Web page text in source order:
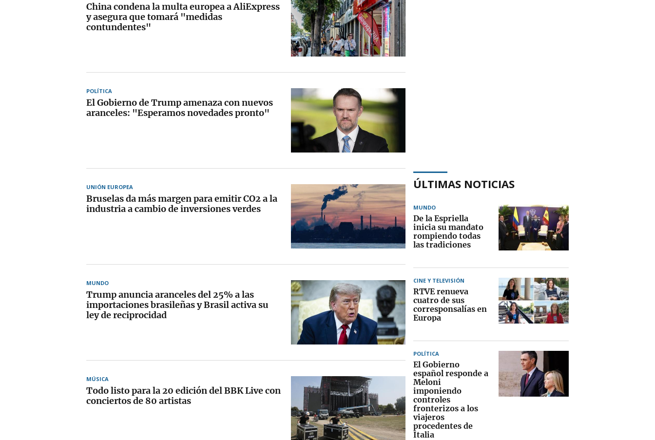
China condena la multa europea a AliExpress
y asegura que tomará "medidas
contundentes"
POLÍTICA
El Gobierno de Trump amenaza con nuevos
aranceles: "Esperamos novedades pronto"
UNIÓN EUROPEA
Bruselas da más margen para emitir CO2 a la
industria a cambio de inversiones verdes
MUNDO
Trump anuncia aranceles del 25% a las
importaciones brasileñas y Brasil activa su
ley de reciprocidad
MÚSICA
Todo listo para la 20 edición del BBK Live con
conciertos de 80 artistas
ÚLTIMAS NOTICIAS
MUNDO
De la Espriella
inicia su mandato
rompiendo todas
las tradiciones
CINE Y TELEVISIÓN
RTVE renueva
cuatro de sus
corresponsalías en
Europa
POLÍTICA
El Gobierno
español responde a
Meloni
imponiendo
controles
fronterizos a los
viajeros
procedentes de
Italia